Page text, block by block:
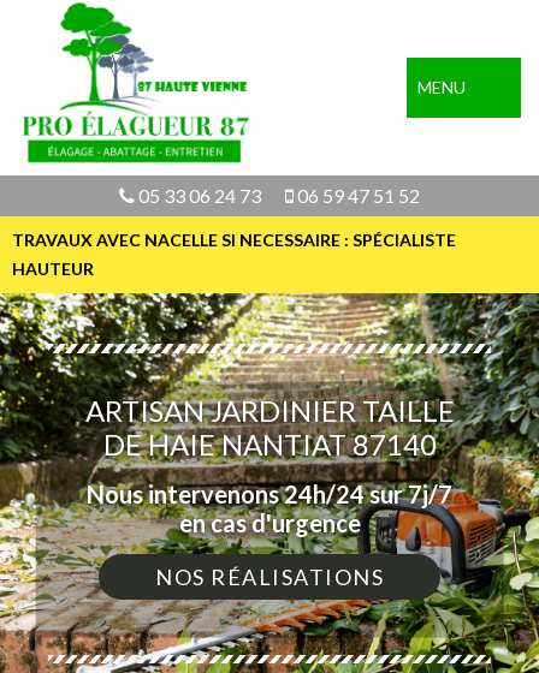
MENU
05 33 06 24 73 06 59 47 51 52
TRAVAUX AVEC NACELLE SI NECESSAIRE : SPÉCIALISTE
HAUTEUR
ARTISAN JARDINIER TAILLE
DE HAIE NANTIAT 87140
Nous intervenons 24h/24 sur 7j/7
en cas d'urgence
NOS RÉALISATIONS